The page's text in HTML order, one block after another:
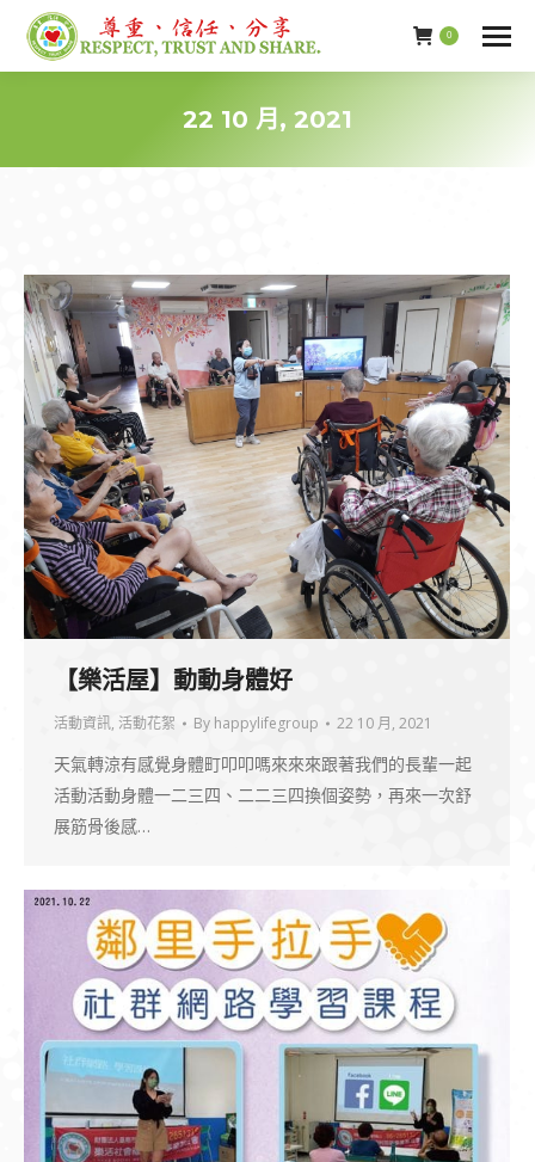
0
22 10 月, 2021
【樂活屋】動動身體好
活動資訊, 活動花絮 By happylifegroup 22 10 月, 2021
天氣轉涼有感覺身體町叩叩嗎來來來跟著我們的長輩一起
活動活動身體一二三四、二二三四換個姿勢，再來一次舒
展筋骨後感…